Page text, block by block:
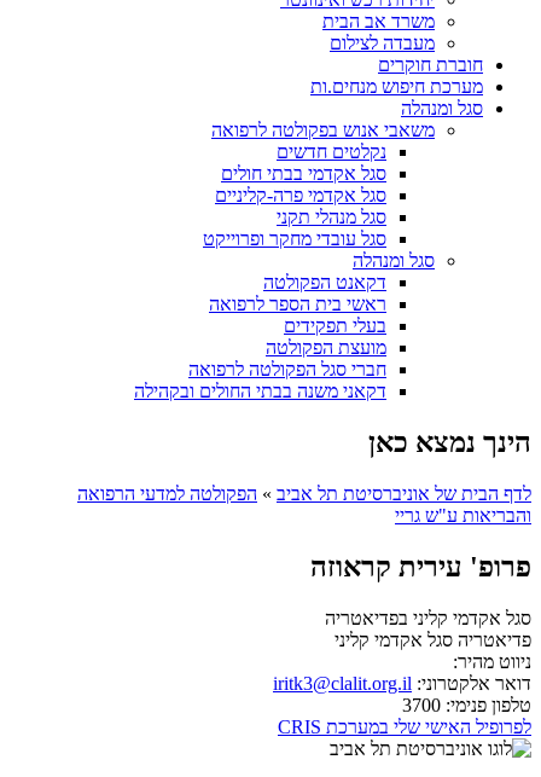
משרד אב הבית
מעבדה לצילום
חוברת חוקרים
מערכת חיפוש מנחים.ות
סגל ומנהלה
משאבי אנוש בפקולטה לרפואה
נקלטים חדשים
סגל אקדמי בבתי חולים
סגל אקדמי פרה-קליניים
סגל מנהלי תקני
סגל עובדי מחקר ופרוייקט
סגל ומנהלה
דקאנט הפקולטה
ראשי בית הספר לרפואה
בעלי תפקידים
מועצת הפקולטה
חברי סגל הפקולטה לרפואה
דקאני משנה בבתי החולים ובקהילה
הינך נמצא כאן
לדף הבית של אוניברסיטת תל אביב » הפקולטה למדעי הרפואה
והבריאות ע"ש גריי
פרופ' עירית קראוזה
סגל אקדמי קליני בפדיאטריה
פדיאטריה סגל אקדמי קליני
ניווט מהיר:
דואר אלקטרוני: iritk3@clalit.org.il
טלפון פנימי:
לפרופיל האישי שלי במערכת CRIS